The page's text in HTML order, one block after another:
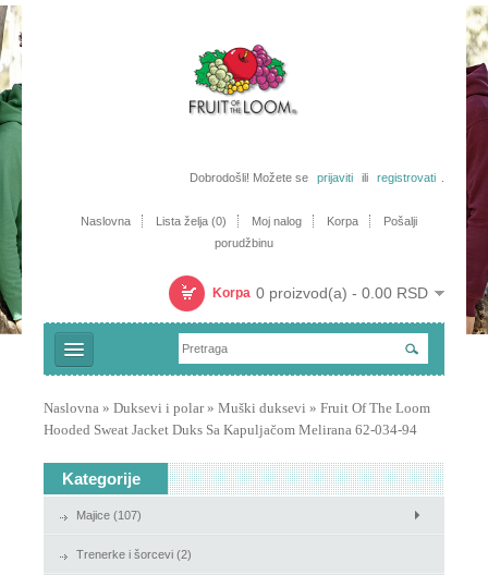
Dobrodošli! Možete se prijaviti ili registrovati
Naslovna Lista želja (0) Moj nalog Korpa
Pošalji
porudžbinu
Korpa 0 proizvod(a) - 0.00 RSD
Trenerke i šorcevi
Polo majice
Košulje
Duksevi i polar
Naslovna » Duksevi i polar» Muški duksevi » Fruit Of The Loom
Hooded Sweat Jacket Duks Sa Kapuljačom Melirana 62-034-94
Kategorije
Majice (107)
Trenerke i šorcevi (2)